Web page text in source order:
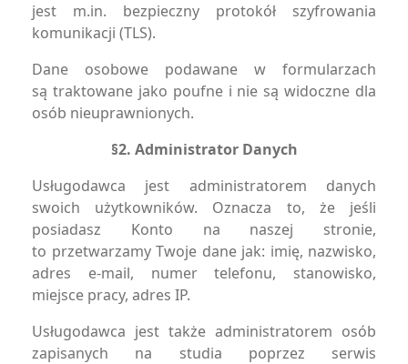
jest m.in. bezpieczny protokół szyfrowania
komunikacji (TLS).
Dane osobowe podawane w formularzach
są traktowane jako poufne i nie są widoczne dla
osób nieuprawnionych.
§2. Administrator Danych
Usługodawca jest administratorem danych
swoich użytkowników. Oznacza to, że jeśli
posiadasz Konto na naszej stronie,
to przetwarzamy Twoje dane jak: imię, nazwisko,
adres e-mail, numer telefonu, stanowisko,
miejsce pracy, adres IP.
Usługodawca jest także administratorem osób
zapisanych na studia poprzez serwis